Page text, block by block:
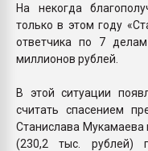
На некогда
только в этом году
ответчика по 7
миллионов рублей.
В этой ситуации
считать спасением
Станислава Мукамаева
(230,2 тыс. рублей)